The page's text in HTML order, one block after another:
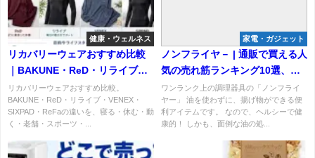
健康・ウェルネス
リカバリーウェアおすすめ比較
｜BAKUNE・ReD・リライブ・
VENEX・SIXPAD・ReFaの違い
と選び方
リカバリーウェアおすすめ比較。
BAKUNE・ReD・リライブ・VENEX・
SIXPAD・ReFaの違いを、寝る・休む・動
く・老舗・スポーツ・...
家電・ガジェット
ノンフライヤ－ | 通販で買える人
気の売れ筋ランキング10選、口
コミあり
ワンランク上の調理器具の「ノンフライ
ヤー」 油を使わずに、揚げ物ができる便
利アイテムです。 なので、ヘルシーで健
康的！ しかも、面倒な油の処...